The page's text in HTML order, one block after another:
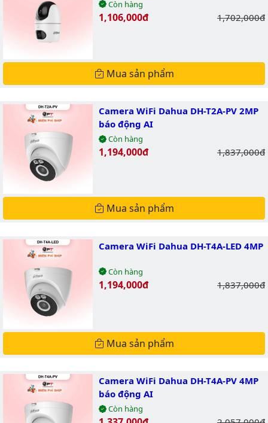
Còn hàng
Giá bán:
1,106,000đ Giá gốc:
1,702,000đ
Mua sản phẩm
Camera WiFi Dahua DH-T2A-PV 2MP
báo động AI
Còn hàng
Giá bán:
1,194,000đ Giá gốc:
1,837,000đ
Mua sản phẩm
Camera WiFi Dahua DH-T4A-LED 4MP
Còn hàng
Giá bán:
1,194,000đ Giá gốc:
1,837,000đ
Mua sản phẩm
Camera WiFi Dahua DH-T4A-PV 4MP
báo động AI
Còn hàng